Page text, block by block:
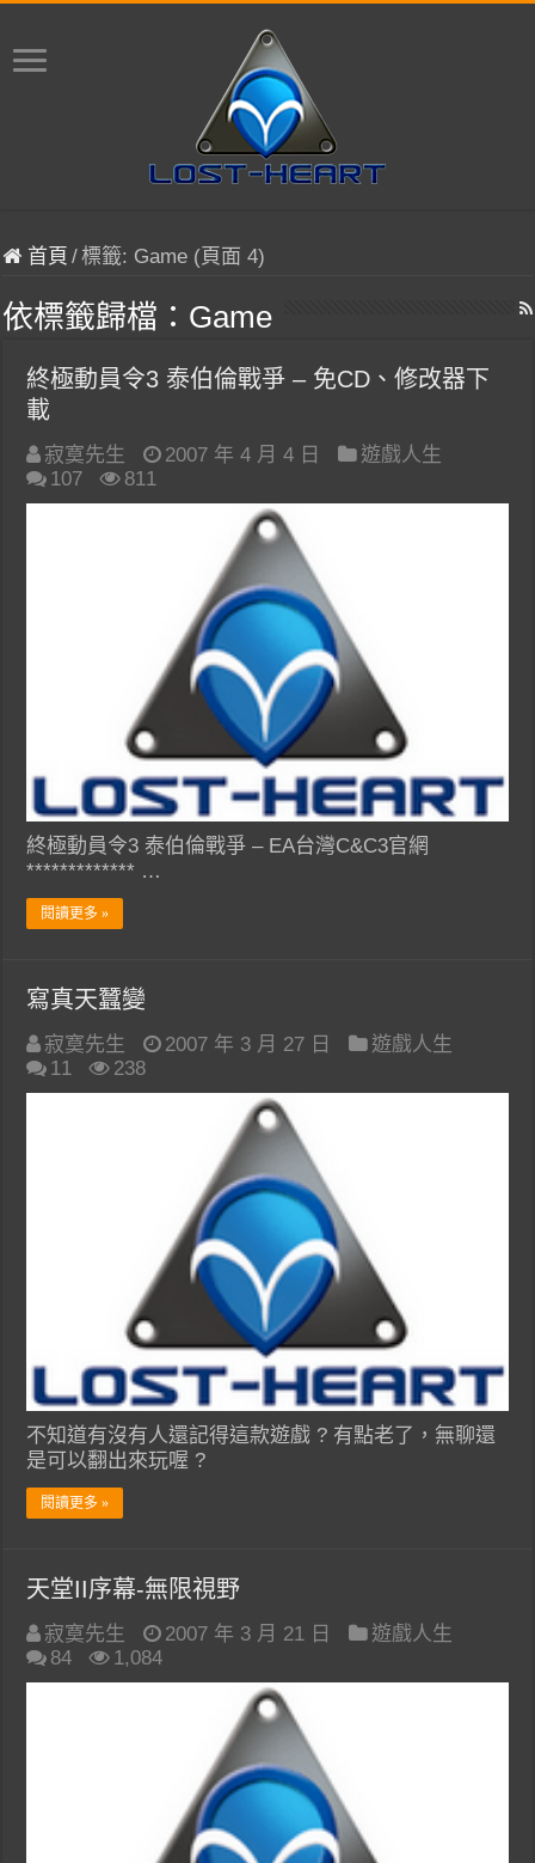
首頁 /標籤: Game (頁面 4)
依標籤歸檔： Game
終極動員令3 泰伯倫戰爭 – 免CD、修改器下
載
寂寞先生 2007 年 4 月 4 日
遊戲人生
107
811
終極動員令3 泰伯倫戰爭 – EA台灣C&C3官網
************* …
閱讀更多 »
寫真天蠶變
寂寞先生 2007 年 3 月 27 日
遊戲人生
11
238
不知道有沒有人還記得這款遊戲 ? 有點老了，無聊還
是可以翻出來玩喔 ?
閱讀更多 »
天堂II序幕-無限視野
寂寞先生 2007 年 3 月 21 日
遊戲人生
84
1,084